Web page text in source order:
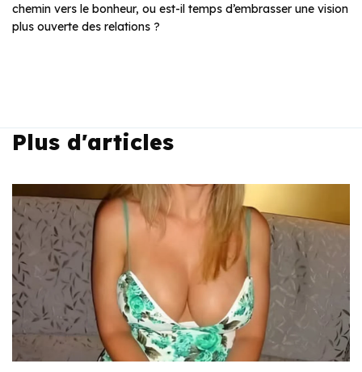
chemin vers le bonheur, ou est-il temps d’embrasser une vision
plus ouverte des relations ?
Plus d'articles